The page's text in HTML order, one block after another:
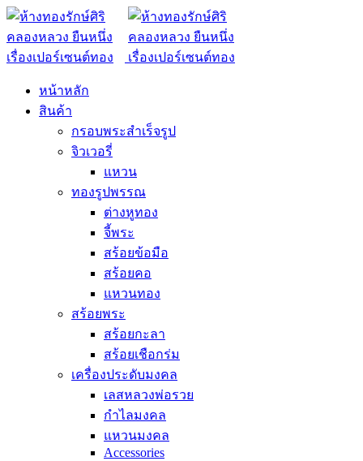
หน้าหลัก
สินค้า
กรอบพระสำเร็จรูป
จิวเวอรี่
แหวน
ทองรูปพรรณ
ต่างหูทอง
จี้พระ
สร้อยข้อมือ
สร้อยคอ
แหวนทอง
สร้อยพระ
สร้อยกะลา
สร้อยเชือกร่ม
เครื่องประดับมงคล
เลสหลวงพ่อรวย
กำไลมงคล
แหวนมงคล
Accessories